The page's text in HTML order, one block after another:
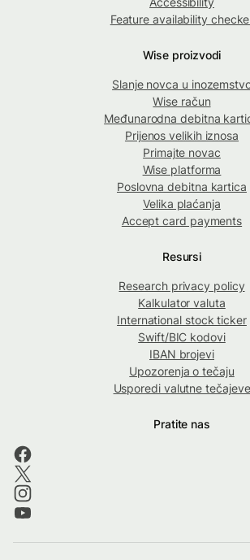
Feature availability
Wise proizvodi
Slanje novca u
Wise račun
Međunarodna debitna
Prijenos velikih iznosa
Primajte novac
Wise platforma
Poslovna debitna kartica
Velika plaćanja
Accept card payments
Resursi
Research privacy policy
Kalkulator valuta
International stock ticker
Swift/BIC kodovi
IBAN brojevi
Upozorenja o tečaju
Usporedi valutne tečajeve
Pratite nas